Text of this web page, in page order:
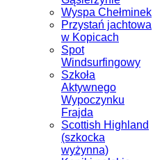
Wyspa Chełminek
Przystań jachtowa
w Kopicach
Spot
Windsurfingowy
Szkoła
Aktywnego
Wypoczynku
Frajda
Scottish Highland
(szkocka
wyżynna)